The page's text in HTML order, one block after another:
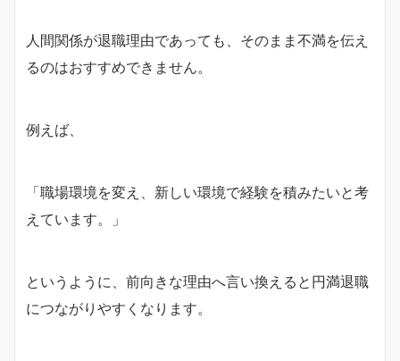
人間関係が退職理由であっても、そのまま不満を伝え
るのはおすすめできません。
例えば、
「職場環境を変え、新しい環境で経験を積みたいと考
えています。」
というように、前向きな理由へ言い換えると円満退職
につながりやすくなります。